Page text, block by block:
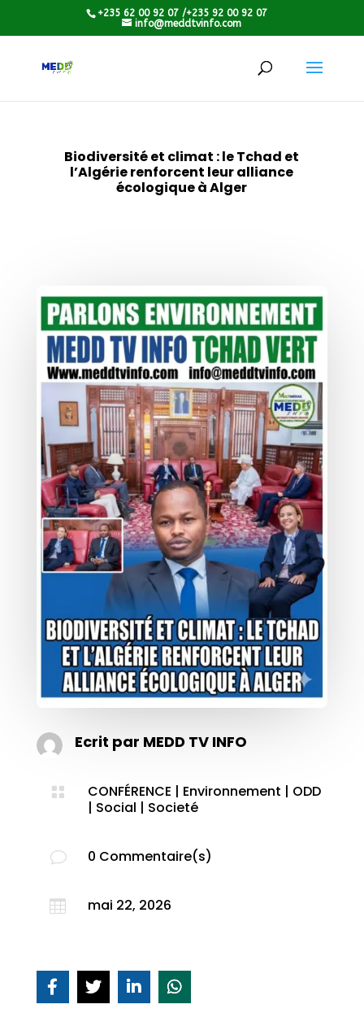
+235 62 00 92 07 /+235 92 00 92 07
info@meddtvinfo.com
Biodiversité et climat : le Tchad et
l’Algérie renforcent leur alliance
écologique à Alger
Ecrit par MEDD TV INFO
 CONFÉRENCE | Environnement | ODD
| Social | Societé
v 0 Commentaire(s)
 mai 22, 2026